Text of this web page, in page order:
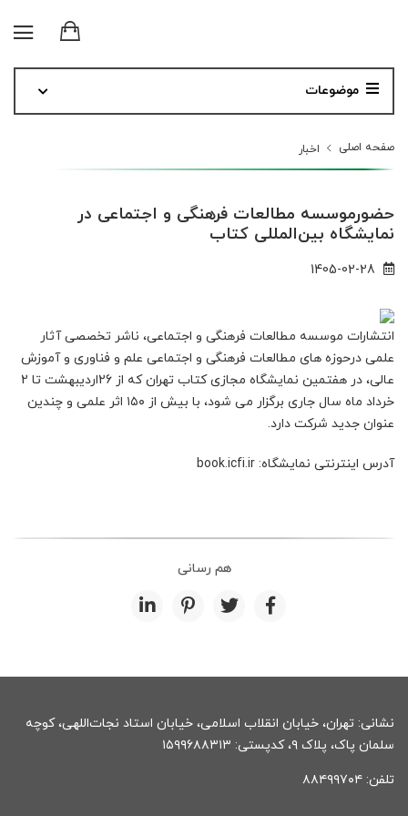
موضوعات
صفحه اصلی اخبار
حضورموسسه مطالعات فرهنگی و اجتماعی در
نمایشگاه بین‌المللی کتاب
انتشارات موسسه مطالعات فرهنگی و اجتماعی، ناشر تخصصی آثار
علمی درحوزه های مطالعات فرهنگی و اجتماعی علم و فناوری و آموزش
عالی، در هفتمین نمایشگاه مجازی کتاب تهران که از 26اردیبهشت تا 2
خرداد ماه سال جاری برگزار می شود، با بیش از ۱۵۰ اثر علمی و چندین
عنوان جدید شرکت دارد.
آدرس اینترنتی نمایشگاه: book.icfi.ir
هم رسانی
نشانی: تهران، خیابان انقلاب اسلامی، خیابان استاد نجات‌اللهی، کوچه
سلمان پاک، پلاک ۹، کدپستی: ۱۵۹۹۶۸۸۳۱۳
تلفن: ۸۸۴۹۹۷۰۴